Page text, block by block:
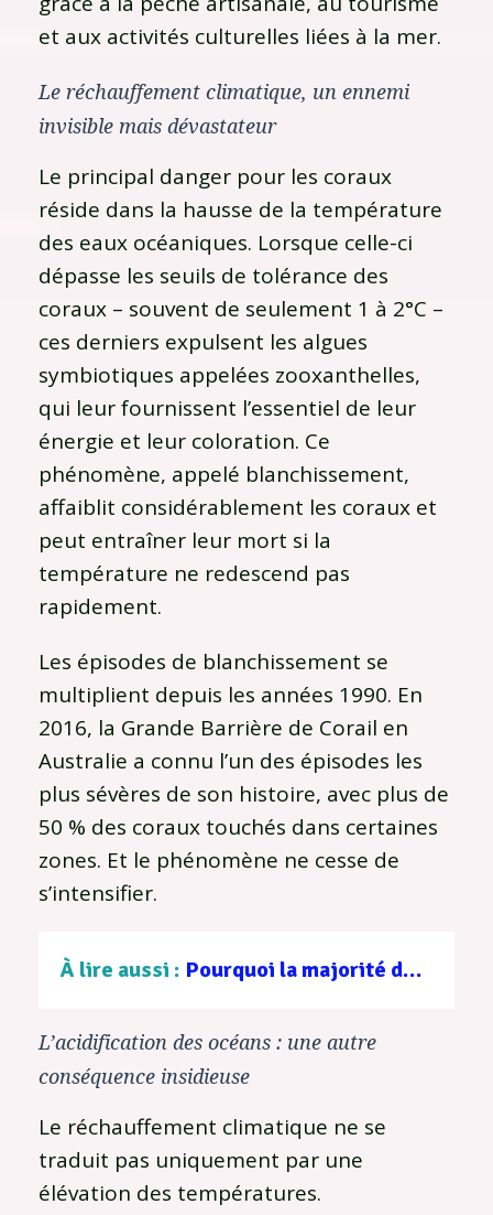
et aux activités culturelles liées à la mer.
Le réchauffement climatique, un ennemi
invisible mais dévastateur
Le principal danger pour les coraux
réside dans la hausse de la température
des eaux océaniques. Lorsque celle-ci
dépasse les seuils de tolérance des
coraux – souvent de seulement 1 à 2°C –
ces derniers expulsent les algues
symbiotiques appelées zooxanthelles,
qui leur fournissent l’essentiel de leur
énergie et leur coloration. Ce
phénomène, appelé blanchissement,
affaiblit considérablement les coraux et
peut entraîner leur mort si la
température ne redescend pas
rapidement.
Les épisodes de blanchissement se
multiplient depuis les années 1990. En
2016, la Grande Barrière de Corail en
Australie a connu l’un des épisodes les
plus sévères de son histoire, avec plus de
50 % des coraux touchés dans certaines
zones. Et le phénomène ne cesse de
s’intensifier.
À lire aussi : Pourquoi la majorité des déchets plastiques sont encore incinérés en France
L’acidification des océans : une autre
conséquence insidieuse
Le réchauffement climatique ne se
traduit pas uniquement par une
élévation des températures.